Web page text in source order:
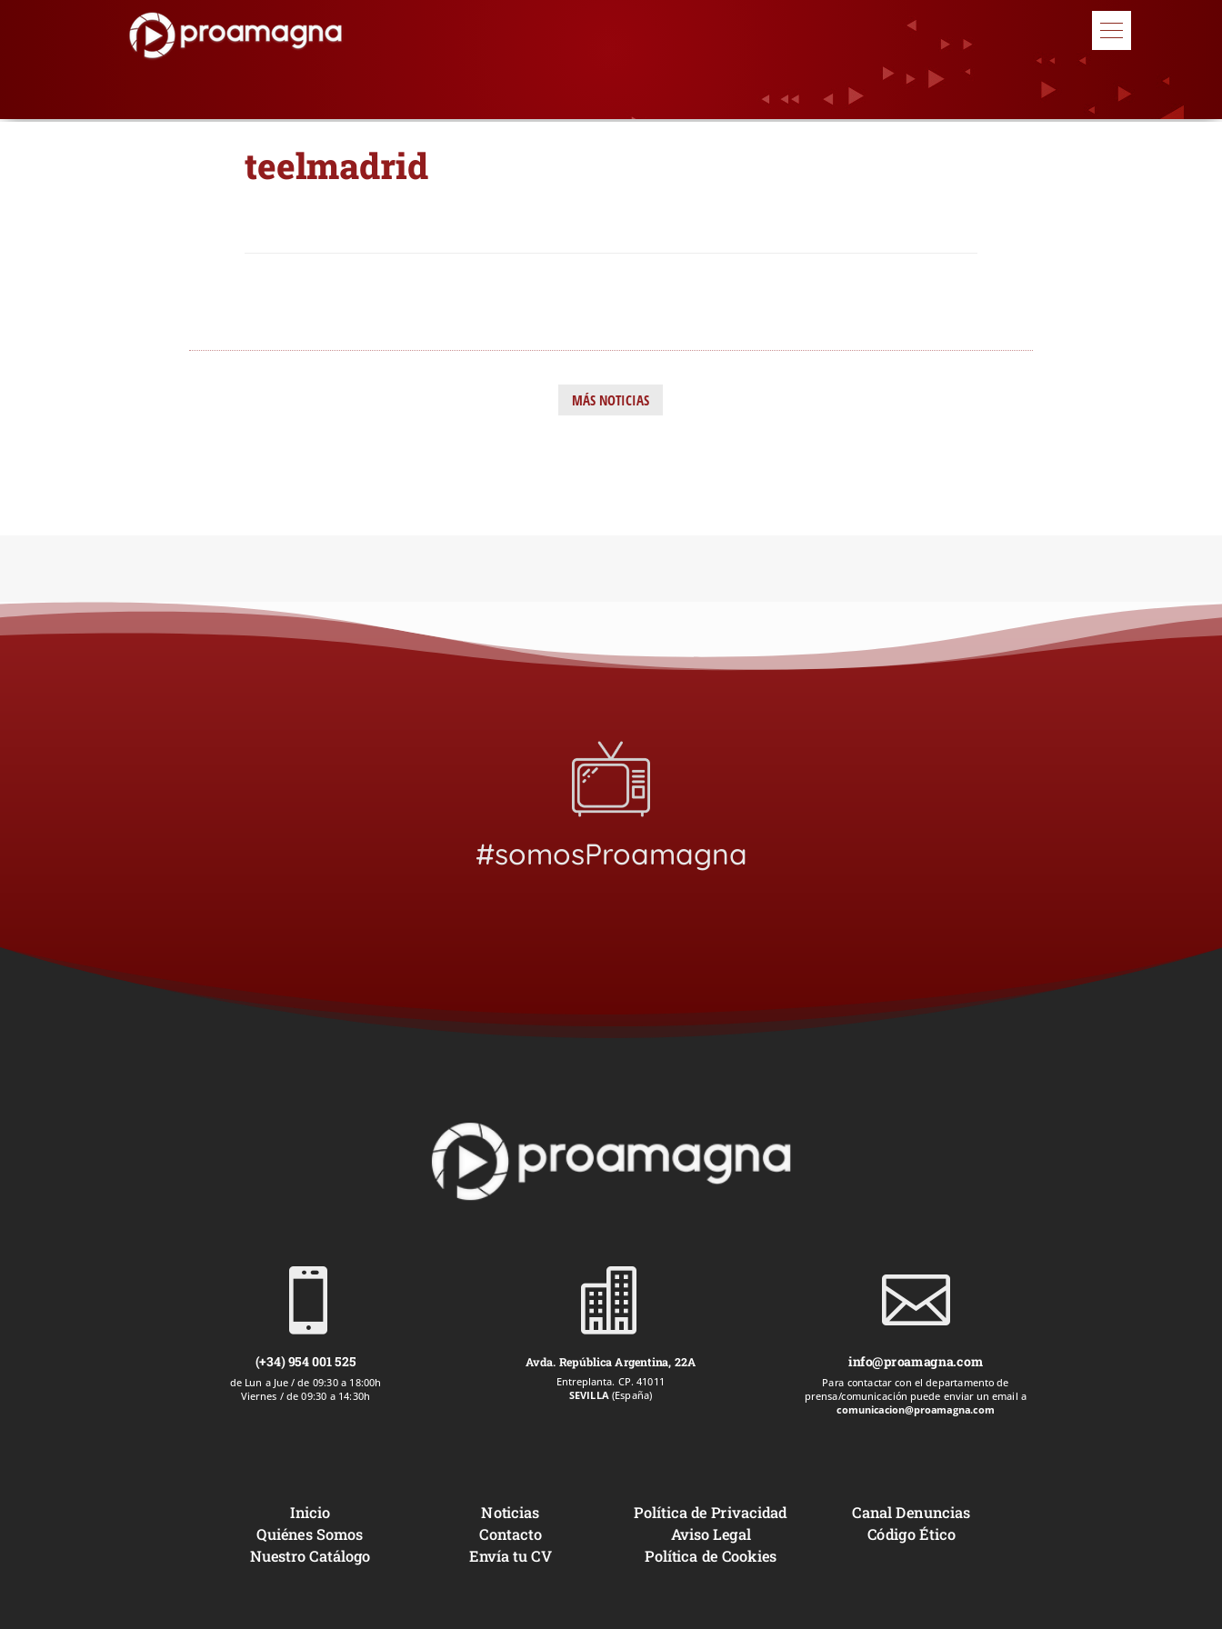
teelmadrid
MÁS NOTICIAS
#somosProamagna

(+34) 954 001 525
de Lun a Jue / de 09:30 a 18:00h
Viernes / de 09:30 a 14:30h

Avda. República Argentina, 22A
Entreplanta. CP. 41011
SEVILLA (España)

info@proamagna.com
Para contactar con el departamento de
prensa/comunicación puede enviar un email a
comunicacion@proamagna.com
Inicio
Quiénes Somos
Nuestro Catálogo
Noticias
Contacto
Envía tu CV
Política de Privacidad
Aviso Legal
Política de Cookies
Canal Denuncias
Código Ético